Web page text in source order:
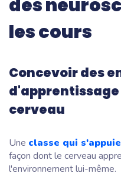
des
les cours
Concevoir des
cerveau
Une classe qui
façon dont le cerveau
l'environnement lui-même.